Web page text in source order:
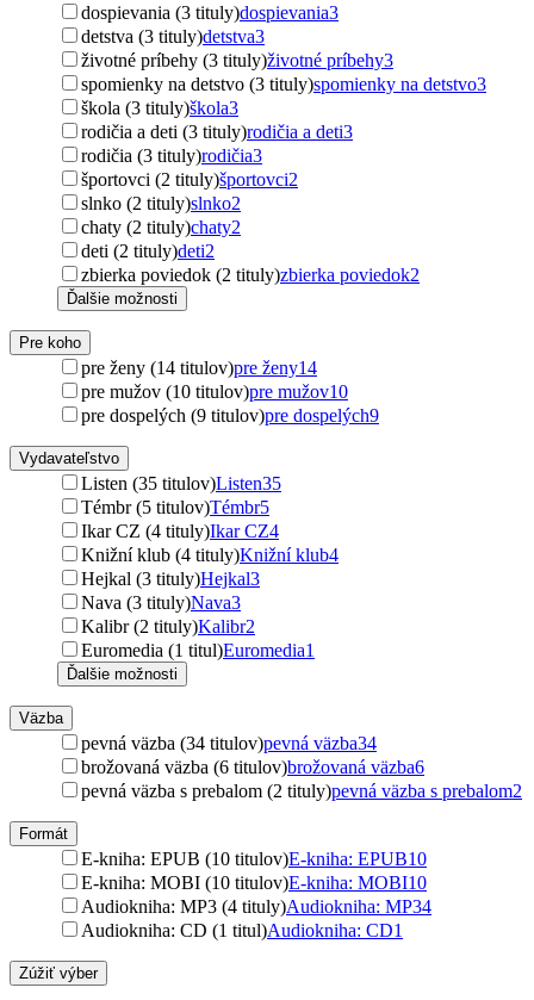
dospievania (3 tituly)dospievania3
detstva (3 tituly)detstva3
životné príbehy (3 tituly)životné príbehy3
spomienky na detstvo (3 tituly)spomienky na detstvo3
škola (3 tituly)škola3
rodičia a deti (3 tituly)rodičia a deti3
rodičia (3 tituly)rodičia3
športovci (2 tituly)športovci2
slnko (2 tituly)slnko2
chaty (2 tituly)chaty2
deti (2 tituly)deti2
zbierka poviedok (2 tituly)zbierka poviedok2
Ďalšie možnosti
Pre koho
pre ženy (14 titulov)pre ženy14
pre mužov (10 titulov)pre mužov10
pre dospelých (9 titulov)pre dospelých9
Vydavateľstvo
Listen (35 titulov)Listen35
Témbr (5 titulov)Témbr5
Ikar CZ (4 tituly)Ikar CZ4
Knižní klub (4 tituly)Knižní klub4
Hejkal (3 tituly)Hejkal3
Nava (3 tituly)Nava3
Kalibr (2 tituly)Kalibr2
Euromedia (1 titul)Euromedia1
Ďalšie možnosti
Väzba
pevná väzba (34 titulov)pevná väzba34
brožovaná väzba (6 titulov)brožovaná väzba6
pevná väzba s prebalom (2 tituly)pevná väzba s prebalom2
Formát
E-kniha: EPUB (10 titulov)E-kniha: EPUB10
E-kniha: MOBI (10 titulov)E-kniha: MOBI10
Audiokniha: MP3 (4 tituly)Audiokniha: MP34
Audiokniha: CD (1 titul)Audiokniha: CD1
Zúžiť výber